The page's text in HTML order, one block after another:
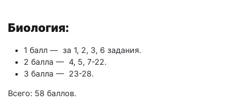
Биология:
1 балл — за 1, 2, 3, 6 задания.
2 балла — 4, 5, 7-22.
З балла — 23-28.
Всего: 58 баллов.